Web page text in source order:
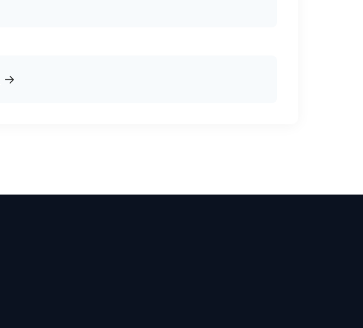
→